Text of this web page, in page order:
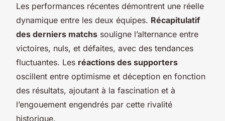
Les performances récentes démontrent une réelle
dynamique entre les deux équipes. Récapitulatif
des derniers matchs souligne l’alternance entre
victoires, nuls, et défaites, avec des tendances
fluctuantes. Les réactions des supporters
oscillent entre optimisme et déception en fonction
des résultats, ajoutant à la fascination et à
l’engouement engendrés par cette rivalité
historique.